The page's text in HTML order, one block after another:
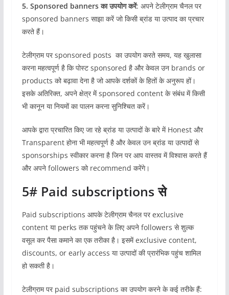
5. Sponsored banners का उपयोग करें: अपने टेलीग्राम चैनल पर
sponsored banners साझा करें जो किसी ब्रांड या उत्पाद का प्रचार
करते हैं।
टेलीग्राम पर sponsored posts का उपयोग करते समय, यह खुलासा
करना महत्वपूर्ण है कि पोस्ट sponsored है और केवल उन brands or
products को बढ़ावा देना है जो आपके दर्शकों के हितों के अनुरूप हों।
इसके अतिरिक्त, अपने क्षेत्र में sponsored content के संबंध में किसी
भी कानून या नियमों का पालन करना सुनिश्चित करें।
आपके द्वारा प्रचारित किए जा रहे ब्रांड या उत्पादों के बारे में Honest और
Transparent होना भी महत्वपूर्ण है और केवल उन ब्रांड या उत्पादों से
sponsorships स्वीकार करना है जिन पर आप वास्तव में विश्वास करते हैं
और अपने followers को recommend करेंगे।
5# Paid subscriptions से
Paid subscriptions आपके टेलीग्राम चैनल पर exclusive
content या perks तक पहुंचने के लिए अपने followers से शुल्क
वसूल कर पैसा कमाने का एक तरीका है। इसमें exclusive content,
discounts, or early access या उत्पादों की प्रारंभिक पहुंच शामिल
हो सकती है।
टेलीग्राम पर paid subscriptions का उपयोग करने के कई तरीके हैं: